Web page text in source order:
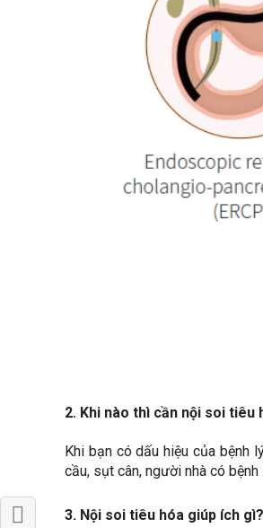
2. Khi nào thì cần nội soi tiêu
Khi bạn có dấu hiệu của bệnh
cầu, sụt cân, người nhà có
3. Nội soi tiêu hóa giúp ích gì?